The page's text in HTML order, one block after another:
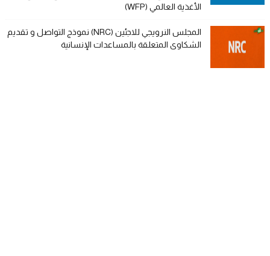
الأغذية العالمي (WFP)
المجلس النرويجي للاجئين (NRC) نموذج التواصل و تقديم
الشكاوى المتعلقة بالمساعدات الإنسانية